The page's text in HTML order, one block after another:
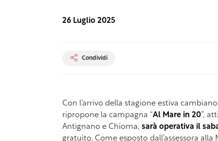
26 Luglio 2025
Condividi
Con l’arrivo della stagione estiva
ripropone la campagna “Al Mare in 20”,
Antignano e Chioma, sarà operativa il
gratuito. Come esposto dall’assessora alla